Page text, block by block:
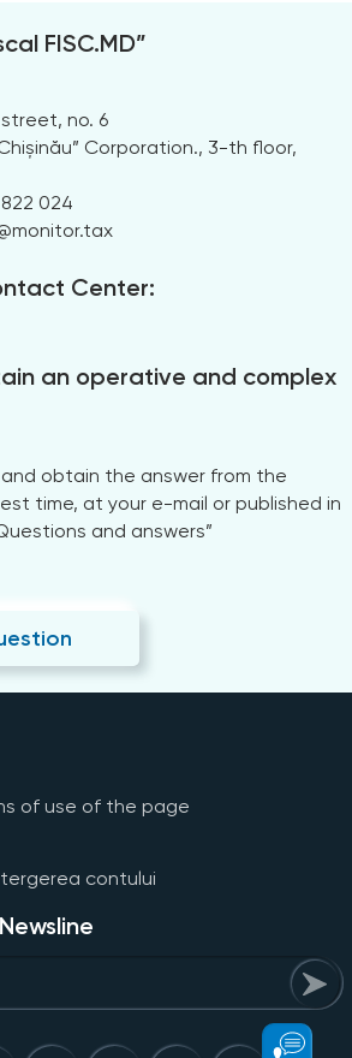
FISC.MD”
no. 6
Corporation., 3-th floor,
024
Center:
an operative and complex
obtain the answer from the
time, at your e-mail or published in
and answers”
of use of the page
contului